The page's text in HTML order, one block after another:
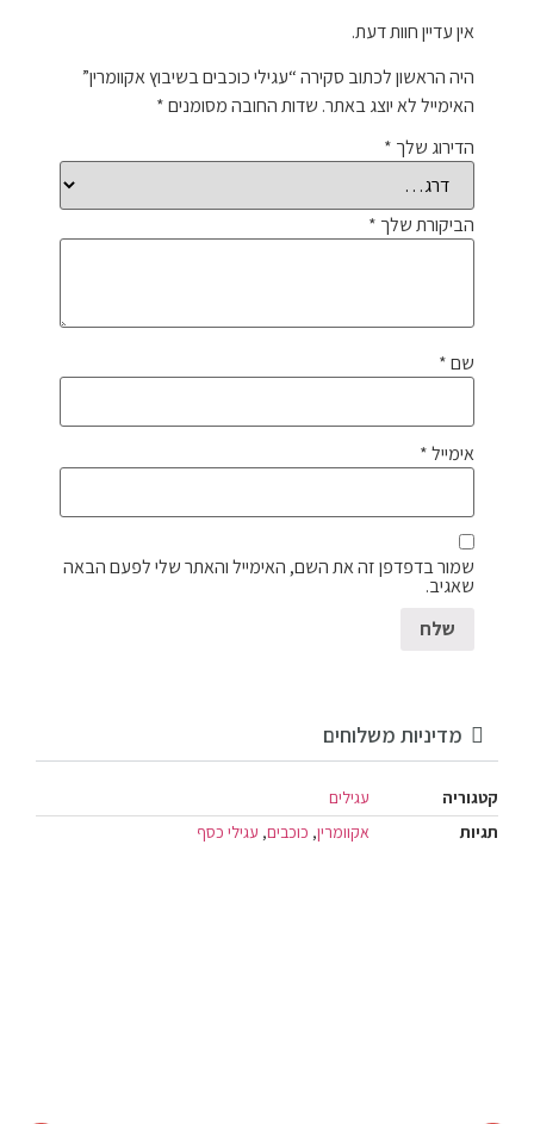
אין עדיין חוות דעת.
היה הראשון לכתוב סקירה “עגילי כוכבים בשיבוץ אקוומרין”
האימייל לא יוצג באתר. שדות החובה מסומנים*
הדירוג שלך *
הביקורת שלך *
שם*
אימייל*
שמור בדפדפן זה את השם, האימייל והאתר שלי לפעם הבאה
שאגיב.
מדיניות משלוחים
קטגוריה
עגילים
תגיות
אקוומרין, כוכבים, עגילי כסף